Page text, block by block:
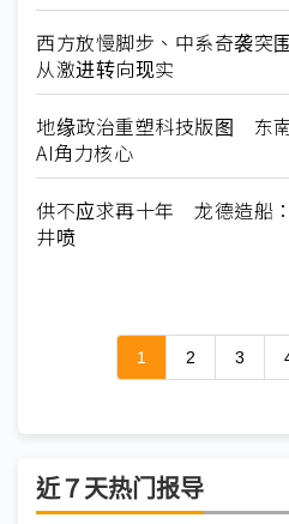
西方放慢脚步、中系奇袭
从激进转向现实
地缘政治重塑科技版图 东
AI角力核心
供不应求再十年 龙德造船
井喷
1 2 3
近７天热门报导